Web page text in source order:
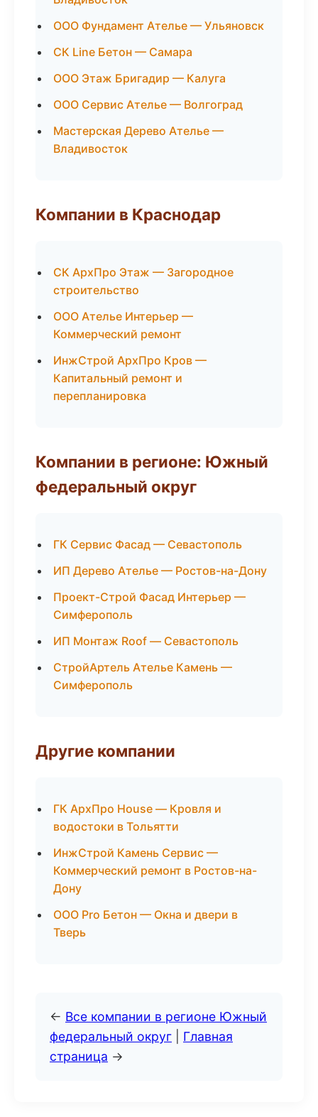
ООО Фундамент Ателье — Ульяновск
СК Line Бетон — Самара
ООО Этаж Бригадир — Калуга
ООО Сервис Ателье — Волгоград
Мастерская Дерево Ателье —
Владивосток
Компании в Краснодар
СК АрхПро Этаж — Загородное
строительство
ООО Ателье Интерьер —
Коммерческий ремонт
ИнжСтрой АрхПро Кров —
Капитальный ремонт и
перепланировка
Компании в регионе: Южный
федеральный округ
ГК Сервис Фасад — Севастополь
ИП Дерево Ателье — Ростов-на-Дону
Проект-Строй Фасад Интерьер —
Симферополь
ИП Монтаж Roof — Севастополь
СтройАртель Ателье Камень —
Симферополь
Другие компании
ГК АрхПро House — Кровля и
водостоки в Тольятти
ИнжСтрой Камень Сервис —
Коммерческий ремонт в Ростов-на-
Дону
ООО Pro Бетон — Окна и двери в
Тверь
← Все компании в регионе Южный
федеральный округ
Главная
страница →